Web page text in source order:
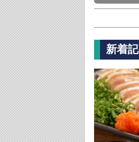
新着